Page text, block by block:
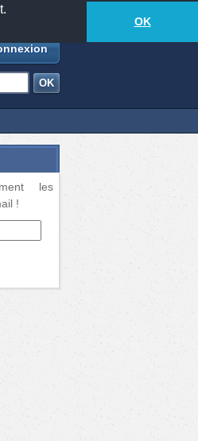
OK
connectés
les
!